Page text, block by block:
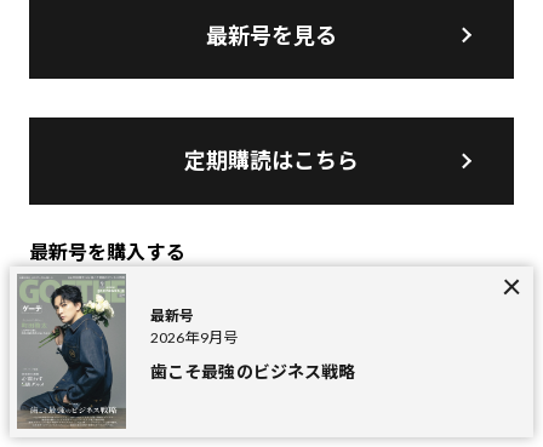
最新号を見る
定期購読はこちら
最新号を購入する
最新号
2026年9月号
歯こそ最強のビジネス戦略